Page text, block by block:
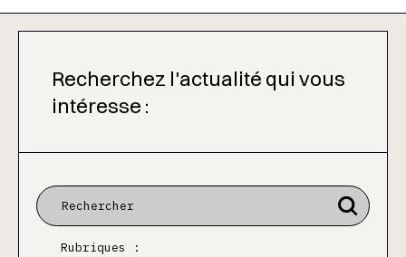
Recherchez l'actualité qui vous
intéresse :
Rubriques :